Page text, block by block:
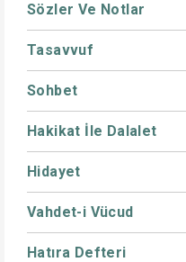
Sözler Ve Notlar
Tasavvuf
Sohbet
Hakikat İle Dalalet
Hidayet
Vahdet-i Vücud
Hatıra Defteri